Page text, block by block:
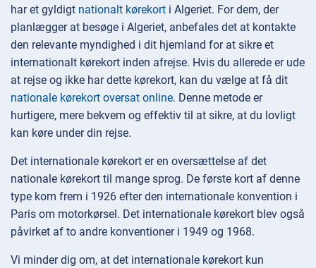
har et gyldigt nationalt kørekort i Algeriet. For dem, der
planlægger at besøge i Algeriet, anbefales det at kontakte
den relevante myndighed i dit hjemland for at sikre et
internationalt kørekort inden afrejse. Hvis du allerede er ude
at rejse og ikke har dette kørekort, kan du vælge at få dit
nationale kørekort oversat online. Denne metode er
hurtigere, mere bekvem og effektiv til at sikre, at du lovligt
kan køre under din rejse.
Det internationale kørekort er en oversættelse af det
nationale kørekort til mange sprog. De første kort af denne
type kom frem i 1926 efter den internationale konvention i
Paris om motorkørsel. Det internationale kørekort blev også
påvirket af to andre konventioner i 1949 og 1968.
Vi minder dig om, at det internationale kørekort kun